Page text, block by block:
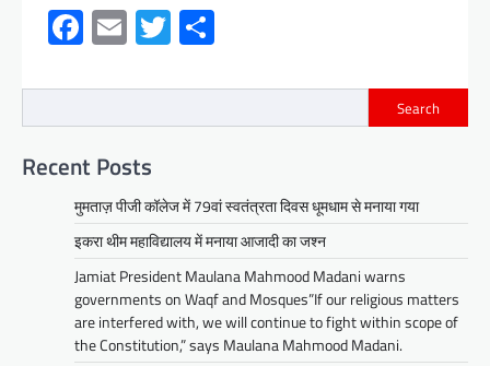
Facebook
EmailTwitter
Search
Recent Posts
मुमताज़ पीजी कॉलेज में 79वां स्वतंत्रता दिवस धूमधाम से मनाया गया
इकरा थीम महाविद्यालय में मनाया आजादी का जश्न
Jamiat President Maulana Mahmood Madani warns
governments on Waqf and Mosques”If our religious matters
are interfered with, we will continue to fight within scope of
the Constitution,” says Maulana Mahmood Madani.